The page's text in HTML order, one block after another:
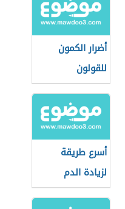
أضرار الكمون
للقولون
أسرع طريقة
لزيادة الدم